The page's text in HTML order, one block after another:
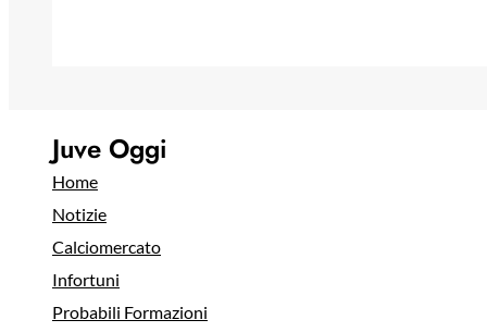
Juve Oggi
Home
Notizie
Calciomercato
Infortuni
Probabili Formazioni